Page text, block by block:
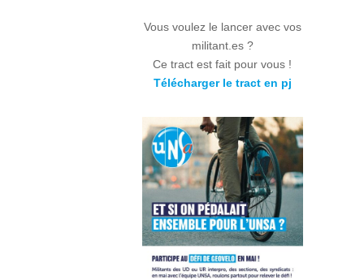
Vous voulez le lancer avec vos
militant.es ?
Ce tract est fait pour vous !
Télécharger le tract en pj